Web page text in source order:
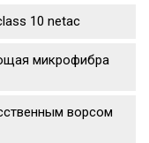
10 netac
микрофибра
ворсом